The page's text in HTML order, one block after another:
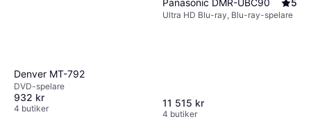
Denver MT-792
DVD-spelare
932 kr
4 butiker
Panasonic DMR-UBC90 5
Ultra HD Blu-ray, Blu-ray-spelare
11 515 kr
4 butiker